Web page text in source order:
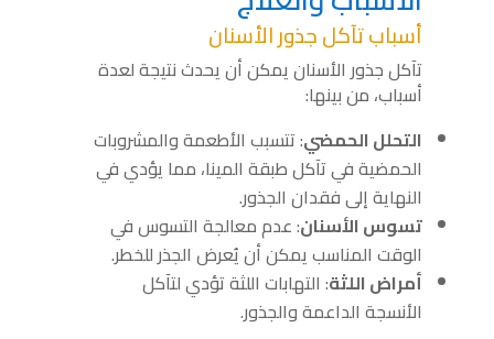
أسباب تآكل جذور الأسنان
تآكل جذور الأسنان يمكن أن يحدث نتيجة لعدة
أسباب، من بينها:
التحلل الحمضي: تتسبب الأطعمة والمشروبات
الحمضية في تآكل طبقة المينا، مما يؤدي في
النهاية إلى فقدان الجذور.
تسوس الأسنان: عدم معالجة التسوس في
الوقت المناسب يمكن أن يُعرض الجذر للخطر.
أمراض اللثة: التهابات اللثة تؤدي لتآكل
الأنسجة الداعمة والجذور.